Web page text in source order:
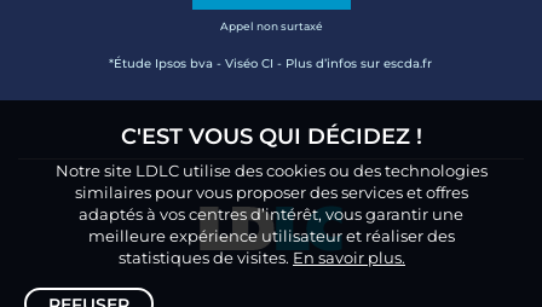
C'EST VOUS QUI DÉCIDEZ !
Notre site LDLC utilise des cookies ou des technologies
similaires pour vous proposer des services et offres
adaptés à vos centres d’intérêt, vous garantir une
meilleure expérience utilisateur et réaliser des
statistiques de visites. En savoir plus.
Appel non surtaxé
*Étude Ipsos bva - Viséo CI - Plus d’infos sur escda.fr